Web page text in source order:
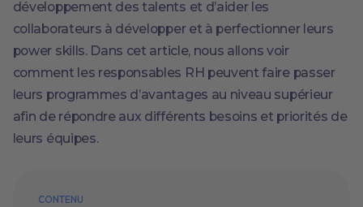
développement des talents et d’aider les
collaborateurs à développer et à perfectionner leurs
power skills. Dans cet article, nous allons voir
comment les responsables RH peuvent faire passer
leurs programmes d’avantages au niveau supérieur
afin de répondre aux différents besoins et priorités de
leurs équipes.
CONTENU